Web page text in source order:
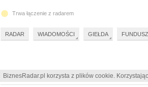
BiznesRadar.pl korzysta z plików cookie.
Trwa łączenie z radarem
RADAR WIADOMOŚCI GIEŁDA